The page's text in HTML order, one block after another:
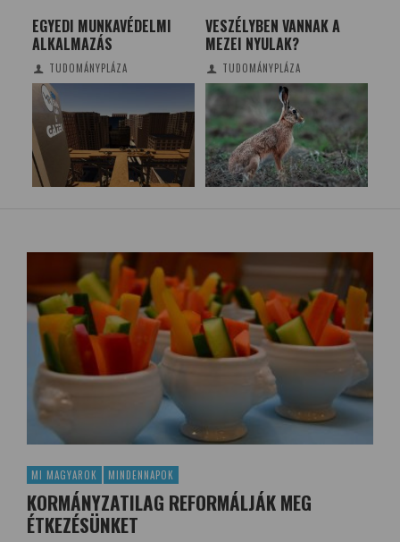
EGYEDI MUNKAVÉDELMI
ALKALMAZÁS
TUDOMÁNYPLÁZA
VESZÉLYBEN VANNAK A
MEZEI NYULAK?
TUDOMÁNYPLÁZA
MI MAGYAROK MINDENNAPOK
KORMÁNYZATILAG REFORMÁLJÁK MEG
ÉTKEZÉSÜNKET